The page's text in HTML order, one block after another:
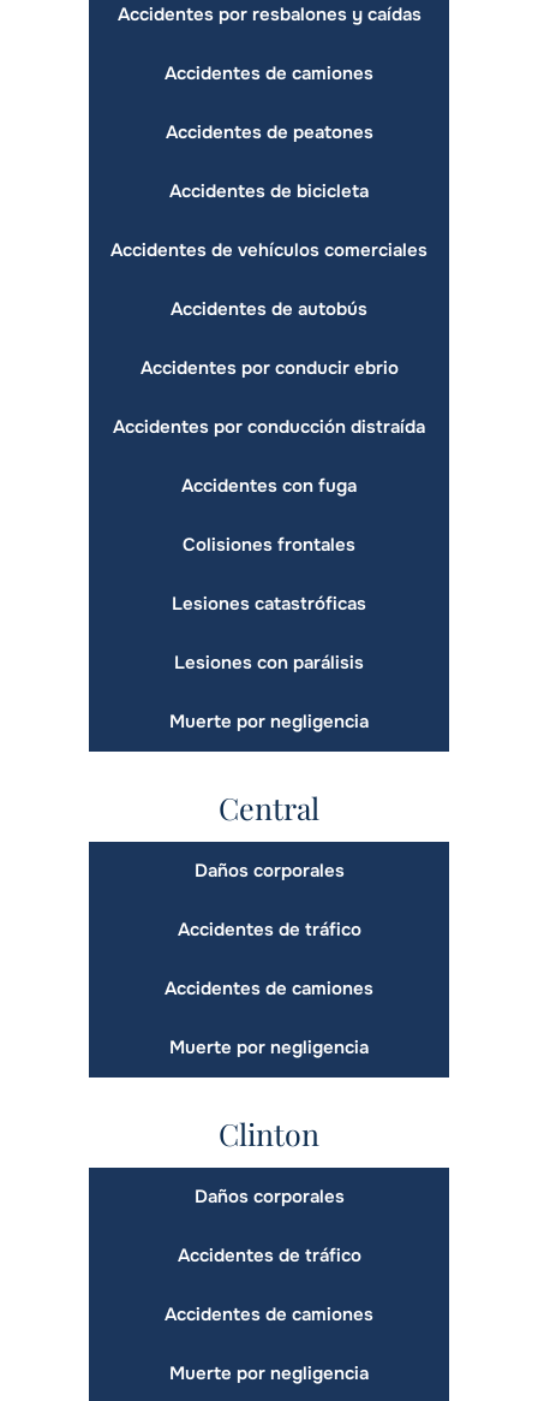
Accidentes por resbalones y caídas
Accidentes de camiones
Accidentes de peatones
Accidentes de bicicleta
Accidentes de vehículos comerciales
Accidentes de autobús
Accidentes por conducir ebrio
Accidentes por conducción distraída
Accidentes con fuga
Colisiones frontales
Lesiones catastróficas
Lesiones con parálisis
Muerte por negligencia
Central
Daños corporales
Accidentes de tráfico
Accidentes de camiones
Muerte por negligencia
Clinton
Daños corporales
Accidentes de tráfico
Accidentes de camiones
Muerte por negligencia